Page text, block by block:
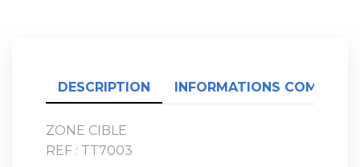
DESCRIPTION INFORMATIONS
ZONE CIBLE
REF : TT7003